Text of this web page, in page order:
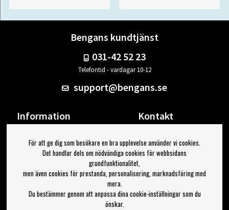
Bengans kundtjänst
031-42 52 23
Telefontid - vardagar 10-12
support@bengans.se
Information
Om Bengans
FAQ / Köp- & Leveransvillkor
Kontakt
Din sida
Logga ut
Jag vill ha tips från Bengans
För att ge dig som besökare en bra upplevelse använder vi cookies.
Det handlar dels om nödvändiga cookies för webbsidans
grundfunktionalitet,
men även cookies för prestanda, personalisering, marknadsföring med
mera.
Du bestämmer genom att anpassa dina cookie-inställningar som du
önskar.